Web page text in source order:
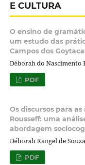
E CULTURA
O ensino de
um estudo das
Campos dos
Déborah do Nascimento
PDF
Os discursos para
Rousseff: uma
abordagem
Déborah Rangel de
PDF